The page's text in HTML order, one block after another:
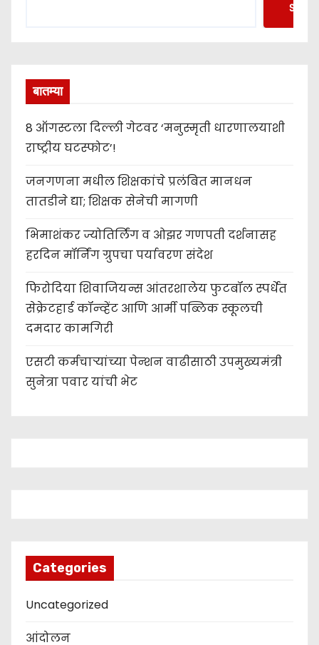
बातम्या
8 ऑगस्टला दिल्ली गेटवर ‘मनुस्मृती धारणालयाशी
राष्ट्रीय घटस्फोट’!
जनगणना मधील शिक्षकांचे प्रलंबित मानधन
तातडीने द्या; शिक्षक सेनेची मागणी
भिमाशंकर ज्योतिर्लिंग व ओझर गणपती दर्शनासह
हरदिन मॉर्निंग ग्रुपचा पर्यावरण संदेश
फिरोदिया शिवाजियन्स आंतरशालेय फुटबॉल स्पर्धेत
सेक्रेटहार्ड कॉन्व्हेंट आणि आर्मी पब्लिक स्कूलची
दमदार कामगिरी
एसटी कर्मचाऱ्यांच्या पेन्शन वाढीसाठी उपमुख्यमंत्री
सुनेत्रा पवार यांची भेट
Categories
Uncategorized
आंदोलन